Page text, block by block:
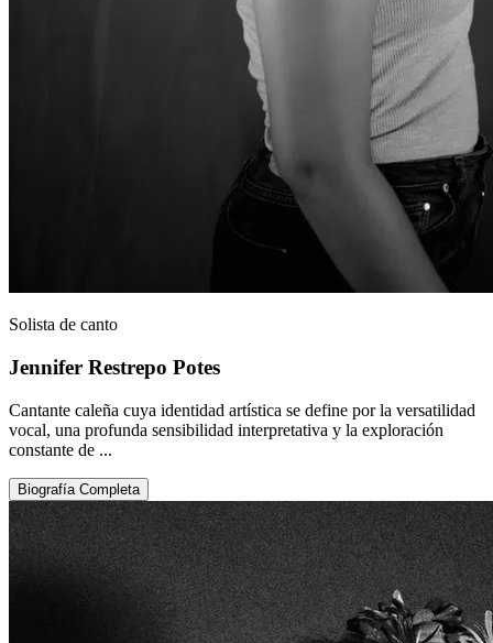
Solista de canto
Jennifer Restrepo Potes
Cantante caleña cuya identidad artística se define por la versatilidad
vocal, una profunda sensibilidad interpretativa y la exploración
constante de ...
Biografía Completa